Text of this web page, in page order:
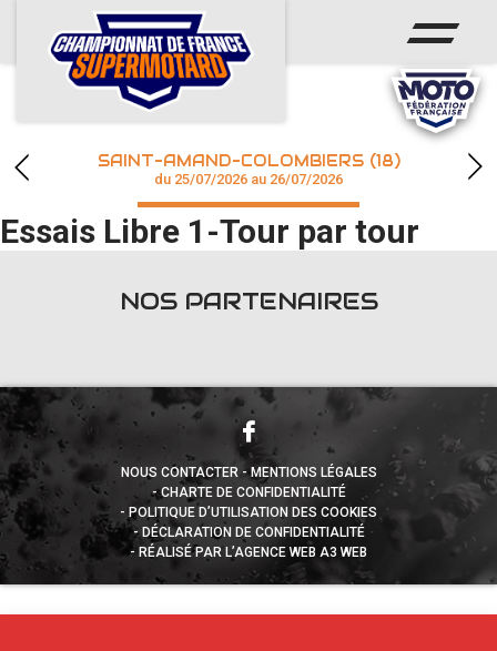
ACCUEIL
ACTUS
CALENDRIER
CHAMPIONNAT
RÉSULTATS
SAINT-AMAND-COLOMBIERS (18)
du 25/07/2026 au 26/07/2026
Essais Libre 1-Tour par tour
NOS PARTENAIRES
NOUS CONTACTER
MENTIONS LÉGALES
CHARTE DE CONFIDENTIALITÉ
POLITIQUE D’UTILISATION DES COOKIES
DÉCLARATION DE CONFIDENTIALITÉ
RÉALISÉ PAR L’AGENCE WEB A3 WEB